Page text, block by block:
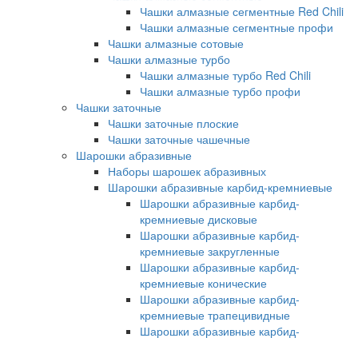
Чашки алмазные сегментные Red Chili
Чашки алмазные сегментные профи
Чашки алмазные сотовые
Чашки алмазные турбо
Чашки алмазные турбо Red Chili
Чашки алмазные турбо профи
Чашки заточные
Чашки заточные плоские
Чашки заточные чашечные
Шарошки абразивные
Наборы шарошек абразивных
Шарошки абразивные карбид-кремниевые
Шарошки абразивные карбид-
кремниевые дисковые
Шарошки абразивные карбид-
кремниевые закругленные
Шарошки абразивные карбид-
кремниевые конические
Шарошки абразивные карбид-
кремниевые трапецивидные
Шарошки абразивные карбид-